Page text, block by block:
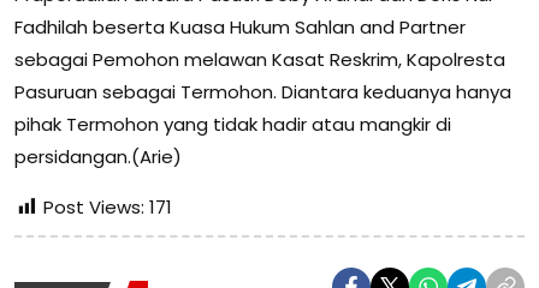
Fadhilah beserta Kuasa Hukum Sahlan and Partner
sebagai Pemohon melawan Kasat Reskrim, Kapolresta
Pasuruan sebagai Termohon. Diantara keduanya hanya
pihak Termohon yang tidak hadir atau mangkir di
persidangan.(Arie)
Post Views: 171